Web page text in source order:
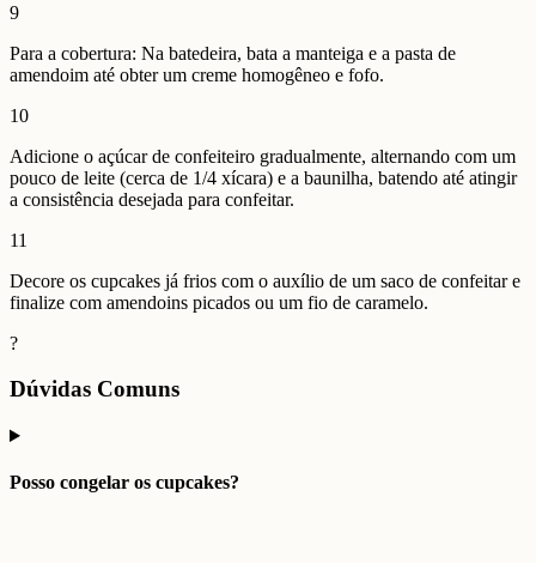
9
Para a cobertura: Na batedeira, bata a manteiga e a pasta de
amendoim até obter um creme homogêneo e fofo.
10
Adicione o açúcar de confeiteiro gradualmente, alternando com um
pouco de leite (cerca de 1/4 xícara) e a baunilha, batendo até atingir
a consistência desejada para confeitar.
11
Decore os cupcakes já frios com o auxílio de um saco de confeitar e
finalize com amendoins picados ou um fio de caramelo.
?
Dúvidas Comuns
Posso congelar os cupcakes?